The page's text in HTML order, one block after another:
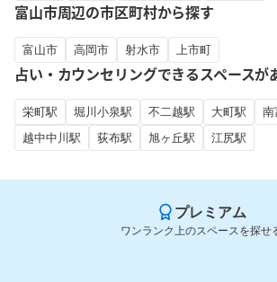
富山市周辺の市区町村から探す
富山市 高岡市 射水市 上市町
占い・カウンセリングできるスペースが
栄町駅 堀川小泉駅 不二越駅 大町駅 南
越中中川駅
荻布駅 旭ヶ丘駅 江尻駅
プレミアム
ワンランク上のスペースを探せ